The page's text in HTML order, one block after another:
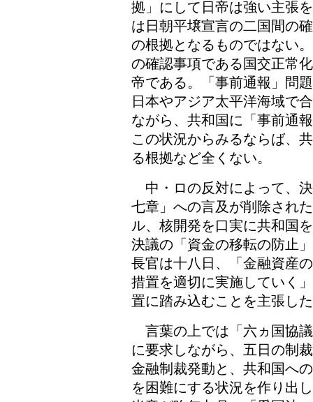
拠」にして日帝は強い主張
は日朝平壌宣言の二国間の
の根拠となるものではない
の確認事項である国交正常
帝である。「事前通報」問
日本やアジア太平洋海域で
ながら、共和国に「事前通
この状況からみるならば、
る根拠など全くない。
中・ロの反対によって、
七章」への言及が削除され
ル、核開発を口実に共和国
決議の「資金の移転の防止
長官は十八日、「金融資産
措置を適切に実施していく
置に踏み込むことを主張し
言葉の上では「六ヵ国協
に要求しながら、五日の制
金融制裁発動と、共和国へ
を困難にする状況を作り出